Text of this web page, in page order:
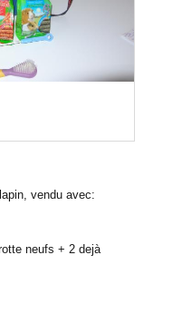
vendu avec:
neufs + 2 dejà